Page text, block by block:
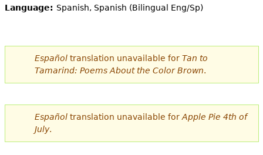
q
í
Language: Spanish, Spanish (Bilingual Eng/Sp)
Españoltranslation unavailable for Tan to
Tamarind: Poems About the Color Brown.
Españoltranslation unavailable for Apple Pie 4th of
July.